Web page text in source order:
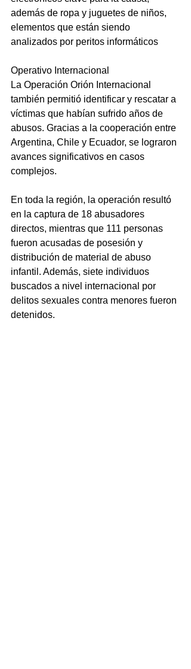
además de ropa y juguetes de niños,
elementos que están siendo
analizados por peritos informáticos
Operativo Internacional
La Operación Orión Internacional
también permitió identificar y rescatar a
víctimas que habían sufrido años de
abusos. Gracias a la cooperación entre
Argentina, Chile y Ecuador, se lograron
avances significativos en casos
complejos.
En toda la región, la operación resultó
en la captura de 18 abusadores
directos, mientras que 111 personas
fueron acusadas de posesión y
distribución de material de abuso
infantil. Además, siete individuos
buscados a nivel internacional por
delitos sexuales contra menores fueron
detenidos.